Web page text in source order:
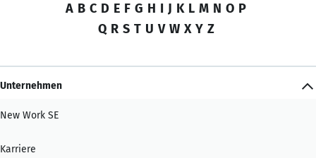
A B C D E F G H I J K L M N O P
Q R S T U V W X Y Z
Unternehmen
New Work SE
Karriere